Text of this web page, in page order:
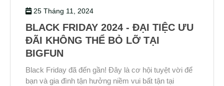
25 Tháng 11, 2024
BLACK FRIDAY 2024 - ĐẠI TIỆC ƯU
ĐÃI KHÔNG THỂ BỎ LỠ TẠI
BIGFUN
Black Friday đã đến gần! Đây là cơ hội tuyệt vời để
bạn và gia đình tận hưởng niềm vui bất tận tại